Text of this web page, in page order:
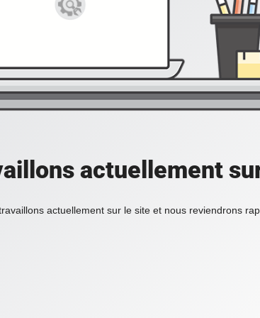
actuellement
actuellement sur le site et nous reviendrons